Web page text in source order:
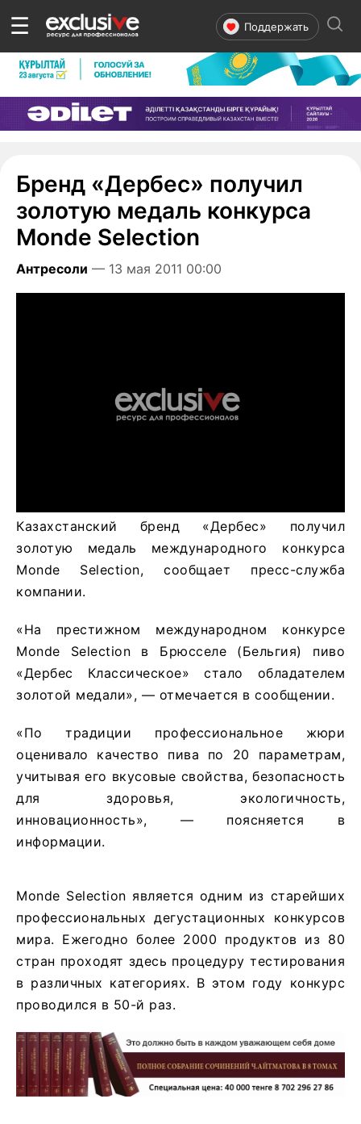
☰ Поддержать
Бренд «Дербес» получил
золотую медаль конкурса
Monde Selection
Антресоли — 13 мая 2011 00:00
Казахстанский бренд «Дербес» получил
золотую медаль международного конкурса
Monde Selection, сообщает пресс-служба
компании.
«На престижном международном конкурсе
Monde Selection в Брюсселе (Бельгия) пиво
«Дербес Классическое» стало обладателем
золотой медали», — отмечается в сообщении.
«По традиции профессиональное жюри
оценивало качество пива по 20 параметрам,
учитывая его вкусовые свойства, безопасность
для здоровья, экологичность,
инновационность», — поясняется в
информации.
Monde Selection является одним из старейших
профессиональных дегустационных конкурсов
мира. Ежегодно более 2000 продуктов из 80
стран проходят здесь процедуру тестирования
в различных категориях. В этом году конкурс
проводился в 50-й раз.